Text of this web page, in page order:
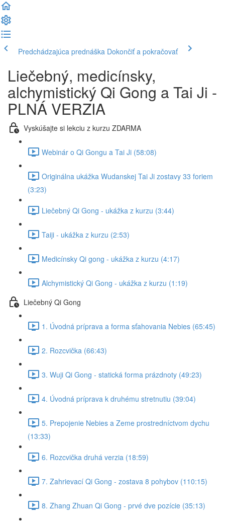
Predchádzajúca prednáška Dokončiť a pokračovať
Liečebný, medicínsky,
alchymistický Qi Gong a Tai Ji -
PLNÁ VERZIA
Vyskúšajte si lekciu z kurzu ZDARMA
Webinár o Qi Gongu a Tai Ji (58:08)
Originálna ukážka Wudanskej Tai Ji zostavy 33 foriem
(3:23)
Liečebný Qi Gong - ukážka z kurzu (3:44)
Taiji - ukážka z kurzu (2:53)
Medicínsky Qi gong - ukážka z kurzu (4:17)
Alchymistický Qi Gong - ukážka z kurzu (1:19)
Liečebný Qi Gong
1. Úvodná príprava a forma sťahovania Nebies (65:45)
2. Rozcvička (66:43)
3. Wuji Qi Gong - statická forma prázdnoty (49:23)
4. Úvodná príprava k druhému stretnutiu (39:04)
5. Prepojenie Nebies a Zeme prostredníctvom dychu
(13:33)
6. Rozcvička druhá verzia (18:59)
7. Zahrievací Qi Gong - zostava 8 pohybov (110:15)
8. Zhang Zhuan Qi Gong - prvé dve pozície (35:13)